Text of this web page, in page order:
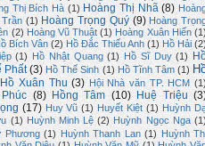
Thị Bích Hà (1) Hoàng Thị Nhã (8)
Trần (1) Hoàng Trọng Quý (9) Hoàng
(2) Hoàng Vũ Thuật (1) Hoàng Xuân Hiến
Bích Vân (2) Hồ Đắc Thiếu Anh (1) Hồ Hải
(1) Hồ Nhật Quang (1) Hồ Sĩ Duy (1)
Phất (3) Hồ Thế Sinh (1) Hồ Tĩnh Tâm (1)
Hồ Xuân Thu (3) Hội Nhà văn TP. HCM
(8) Hồng Tâm (10) Huệ Triệu
(17) Huy Vũ (1) Huyết Kiệt (1) Huỳnh
(1) Huỳnh Minh Lệ (2) Huỳnh Ngọc Nga
Phương (1) Huỳnh Thanh Lan (1)
Huỳnh